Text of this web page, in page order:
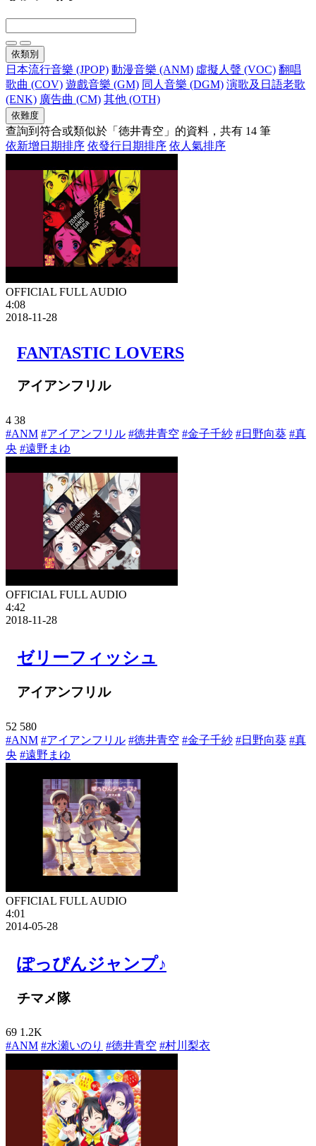
依類別
日本流行音樂 (JPOP) 動漫音樂 (ANM) 虛擬人聲 (VOC) 翻唱
歌曲 (COV) 遊戲音樂 (GM) 同人音樂 (DGM) 演歌及日語老歌
(ENK) 廣告曲 (CM) 其他 (OTH)
依難度
查詢到符合或類似於「徳井青空」的資料，共有 14 筆
依新增日期排序 依發行日期排序 依人氣排序
OFFICIAL FULL AUDIO
4:08
2018-11-28
FANTASTIC LOVERS
アイアンフリル
4 38
#ANM #アイアンフリル #徳井青空 #金子千紗 #日野向葵 #真
央 #遠野まゆ
OFFICIAL FULL AUDIO
4:42
2018-11-28
ゼリーフィッシュ
アイアンフリル
52 580
#ANM #アイアンフリル #徳井青空 #金子千紗 #日野向葵 #真
央 #遠野まゆ
OFFICIAL FULL AUDIO
4:01
2014-05-28
ぽっぴんジャンプ♪
チマメ隊
69 1.2K
#ANM #水瀬いのり #徳井青空 #村川梨衣